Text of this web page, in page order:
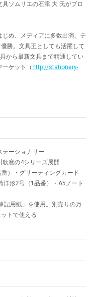
具ソムリエの石津 大 氏がプロ
め、メディアに多数出演。テ
勝。文具王としても活躍して
から最新文具まで精通してい
ーケット（ http://stationery-
テーショナリー
麿の4シリーズ展開
）・グリーティングカード
洋形2号（1品番）・A5ノート
記用紙」を使用。別売りの万
トで使える